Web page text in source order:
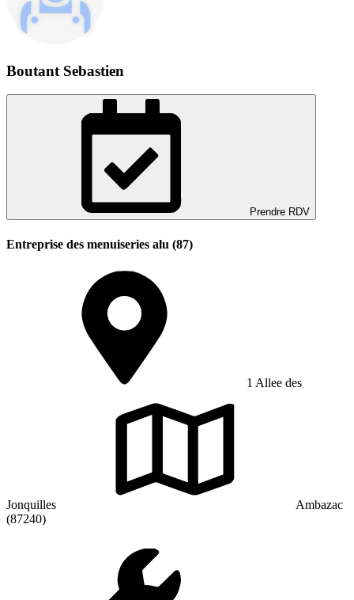
Boutant Sebastien
Prendre RDV
Entreprise des menuiseries alu (87)
1 Allee des
Jonquilles
Ambazac
(87240)